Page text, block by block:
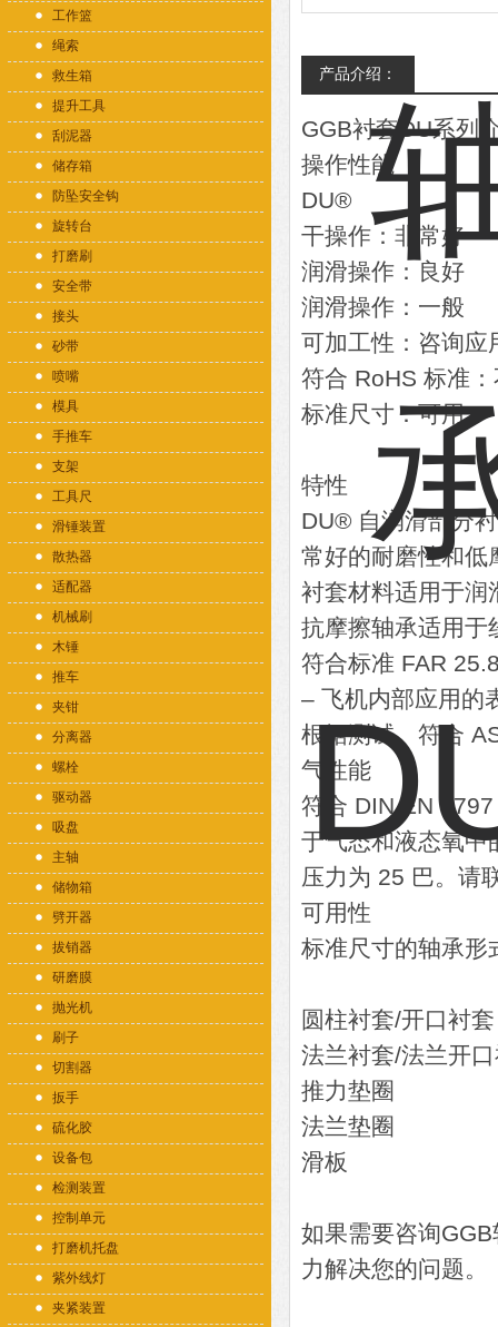
工作篮
绳索
救生箱
提升工具
刮泥器
储存箱
防坠安全钩
旋转台
打磨刷
安全带
接头
砂带
喷嘴
模具
手推车
支架
工具尺
滑锤装置
散热器
适配器
机械刷
木锤
推车
夹钳
分离器
螺栓
驱动器
吸盘
主轴
储物箱
劈开器
拔销器
研磨膜
抛光机
刷子
切割器
扳手
硫化胶
设备包
检测装置
控制单元
打磨机托盘
紫外线灯
夹紧装置
产品介绍：
GGB衬套DU系列
操作性能
DU®
干操作：非常好
润滑操作：良好
润滑操作：一般
可加工性：咨询应
符合 RoHS 标准
标准尺寸：可用
特性
DU® 自润滑剖分
常好的耐磨性和低
衬套材料适用于润
抗摩擦轴承适用于
符合标准 FAR
– 飞机内部应用的
根据测试。符合
气性能
符合 DIN EN
于气态和液态氧中
压力为 25 巴。请
可用性
标准尺寸的轴承形
圆柱衬套/开口衬套
法兰衬套/法兰开
推力垫圈
法兰垫圈
滑板
如果需要咨询
力解决您的问题。